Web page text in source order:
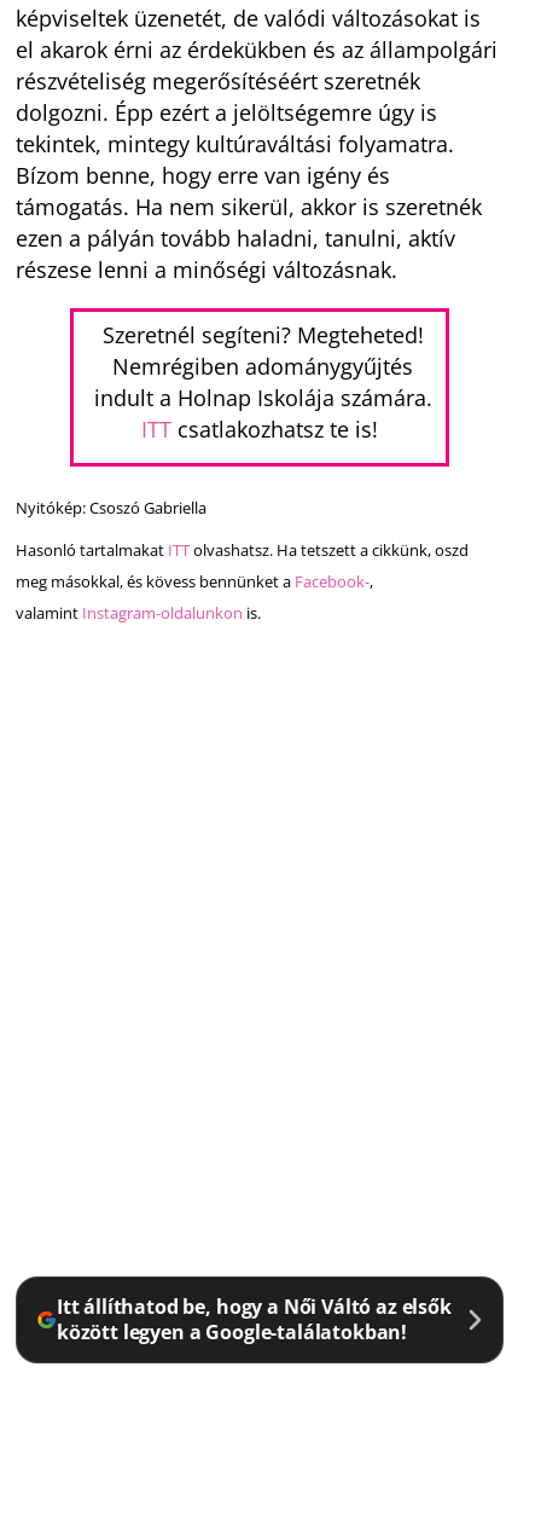
képviseltek üzenetét, de valódi változásokat is
el akarok érni az érdekükben és az állampolgári
részvételiség megerősítéséért szeretnék
dolgozni. Épp ezért a jelöltségemre úgy is
tekintek, mintegy kultúraváltási folyamatra.
Bízom benne, hogy erre van igény és
támogatás. Ha nem sikerül, akkor is szeretnék
ezen a pályán tovább haladni, tanulni, aktív
részese lenni a minőségi változásnak.
Szeretnél segíteni? Megteheted!
Nemrégiben adománygyűjtés
indult a Holnap Iskolája számára.
ITT csatlakozhatsz te is!
Nyitókép: Csoszó Gabriella
Hasonló tartalmakat ITTolvashatsz. Ha tetszett a cikkünk, oszd
meg másokkal, és kövess bennünket a Facebook-,
valamint Instagram-oldalunkon is.
Itt állíthatod be, hogy a Női Váltó az elsők
között legyen a Google-találatokban!